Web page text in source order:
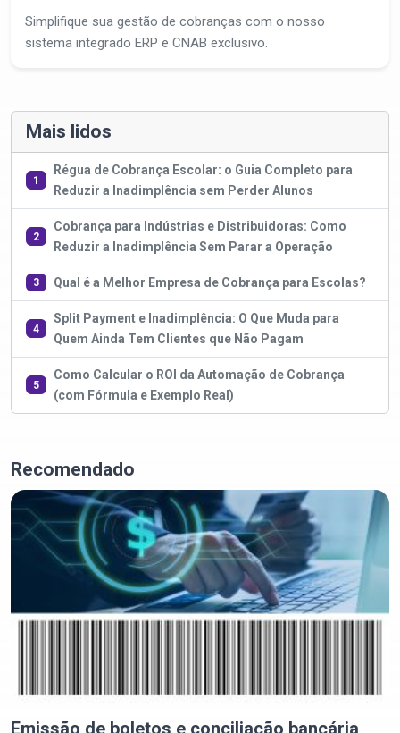
Simplifique sua gestão de cobranças com o nosso
sistema integrado ERP e CNAB exclusivo.
Mais lidos
1
Régua de Cobrança Escolar: o Guia Completo para
Reduzir a Inadimplência sem Perder Alunos
2
Cobrança para Indústrias e Distribuidoras: Como
Reduzir a Inadimplência Sem Parar a Operação
3 Qual é a Melhor Empresa de Cobrança para Escolas?
4
Split Payment e Inadimplência: O Que Muda para
Quem Ainda Tem Clientes que Não Pagam
5
Como Calcular o ROI da Automação de Cobrança
(com Fórmula e Exemplo Real)
Recomendado
Emissão de boletos e conciliação bancária